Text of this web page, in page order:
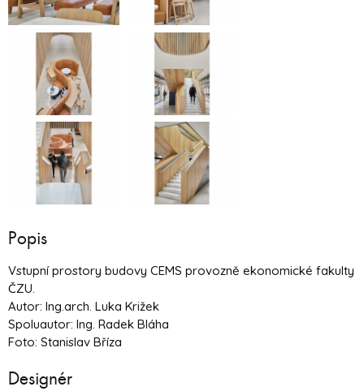
Popis
Vstupní prostory budovy CEMS provozně ekonomické fakulty
ČZU.
Autor: Ing.arch. Luka Križek
Spoluautor: Ing. Radek Bláha
Foto: Stanislav Bříza
Designér